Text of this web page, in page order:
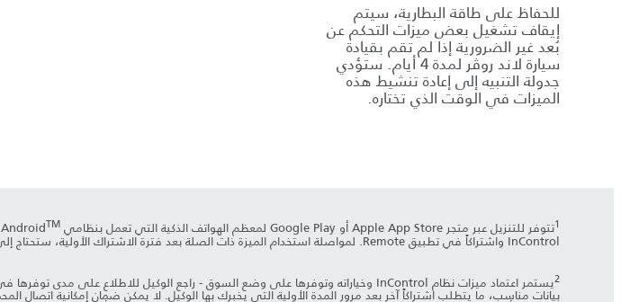
للحفاظ على طاقة البطارية، سيتم
إيقاف تشغيل بعض ميزات التحكم عن
بُعد غير الضرورية إذا لم تقم بقيادة
سيارة لاند روڤر لمدة 4 أيام. ستؤدي
جدولة التنبيه إلى إعادة تنشيط هذه
الميزات في الوقت الذي تختاره.
1تتوفر للتنزيل عبر متجر Apple App Store أو Google Play لمعظم الهواتف الذكية التي تعمل بنظامي Android TM
InControl واشتراكاً في تطبيق Remote. لمواصلة استخدام الميزة ذات الصلة بعد فترة الاشتراك الأولية، ستحتاج إلى تجديد اشتراكك ودفع رسوم التجديد المطبَّقة.
2